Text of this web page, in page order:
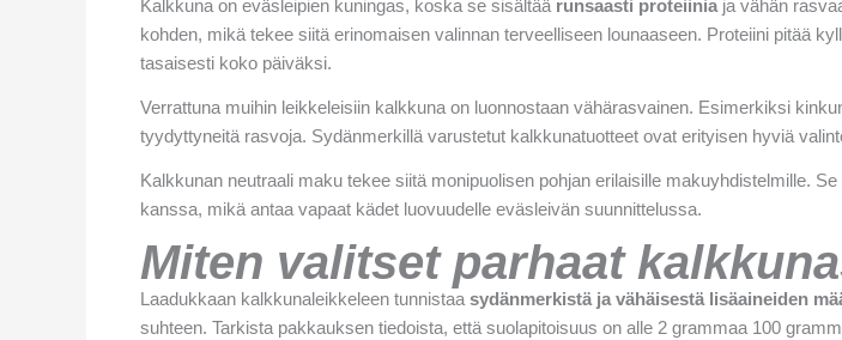
Kalkkuna on eväsleipien kuningas, koska se sisältää runsaasti proteiinia ja vähän
kohden, mikä tekee siitä erinomaisen valinnan terveelliseen lounaaseen. Proteiini pitää
tasaisesti koko päiväksi.
Verrattuna muihin leikkeleisiin kalkkuna on luonnostaan vähärasvainen. Esimerkiksi
tyydyttyneitä rasvoja. Sydänmerkillä varustetut kalkkunatuotteet ovat erityisen hyviä
Kalkkunan neutraali maku tekee siitä monipuolisen pohjan erilaisille makuyhdistelmille.
kanssa, mikä antaa vapaat kädet luovuudelle eväsleivän suunnittelussa.
Miten valitset parhaat
Laadukkaan kalkkunaleikkeleen tunnistaa sydänmerkistä ja vähäisestä lisäaineiden
suhteen. Tarkista pakkauksen tiedoista, että suolapitoisuus on alle 2 grammaa 100